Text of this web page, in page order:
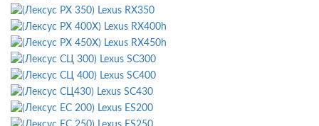
Lexus RX350
Lexus RX400h
Lexus RX450h
Lexus SC300
Lexus SC400
Lexus SC430
Lexus ES200